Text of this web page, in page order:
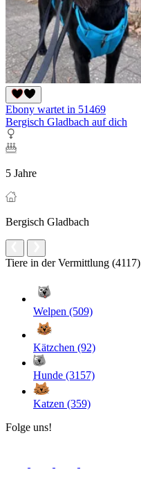
Ebony wartet in 51469
Bergisch Gladbach auf dich
5 Jahre
Bergisch Gladbach
Tiere in der Vermittlung (4117)
Welpen (509)
Kätzchen (92)
Hunde (3157)
Katzen (359)
Folge uns!